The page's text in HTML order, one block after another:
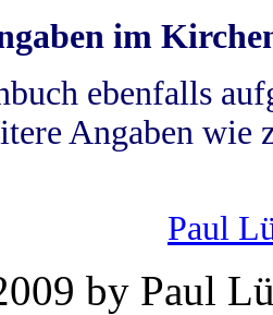
im
ebenfalls
Angaben wie
Paul
by Paul